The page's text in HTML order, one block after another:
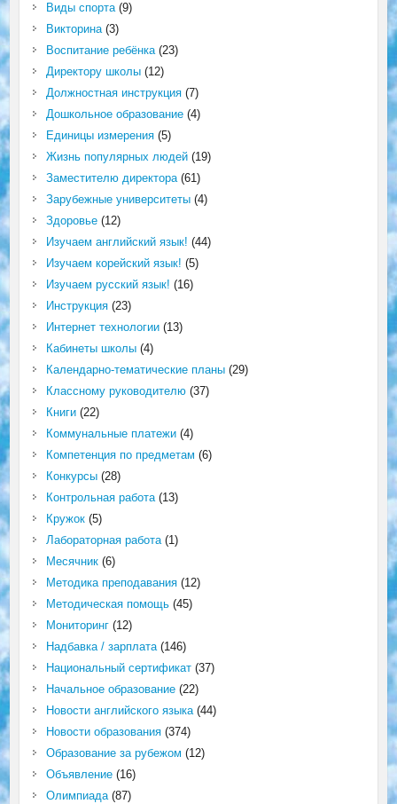
Виды спорта(9)
Викторина(3)
Воспитание ребёнка(23)
Директору школы(12)
Должностная инструкция(7)
Дошкольное образование(4)
Единицы измерения(5)
Жизнь популярных людей(19)
Заместителю директора(61)
Зарубежные университеты(4)
Здоровье(12)
Изучаем английский язык! (44)
Изучаем корейский язык! (5)
Изучаем русский язык! (16)
Инструкция(23)
Интернет технологии(13)
Кабинеты школы(4)
Календарно-тематические планы(29)
Классному руководителю(37)
Книги(22)
Коммунальные платежи(4)
Компетенция по предметам (6)
Конкурсы(28)
Контрольная работа(13)
Кружок(5)
Лабораторная работа(1)
Месячник(6)
Методика преподавания(12)
Методическая помощь(45)
Мониторинг(12)
Надбавка / зарплата(146)
Национальный сертификат(37)
Начальное образование(22)
Новости английского языка(44)
Новости образования(374)
Образование за рубежом (12)
Объявление(16)
Олимпиада(87)